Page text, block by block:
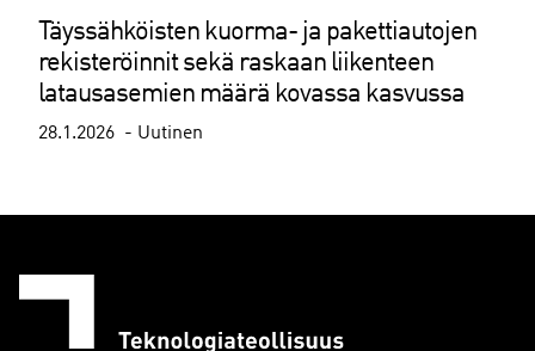
Täyssähköisten kuorma- ja pakettiautojen
rekisteröinnit sekä raskaan liikenteen
latausasemien määrä kovassa kasvussa
28.1.2026 Uutinen